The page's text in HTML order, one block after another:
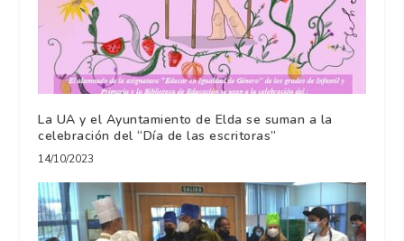
La UA y el Ayuntamiento de Elda se suman a la
celebración del “Día de las escritoras”
14/10/2023